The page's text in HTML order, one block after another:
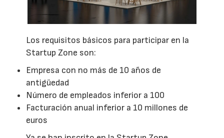
Los requisitos básicos para participar en la
Startup Zone son:
Empresa con no más de 10 años de
antigüedad
Número de empleados inferior a 100
Facturación anual inferior a 10 millones de
euros